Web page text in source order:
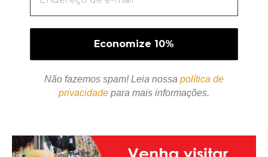
Não fazemos spam! Leia nossa política de
privacidade para mais informações.